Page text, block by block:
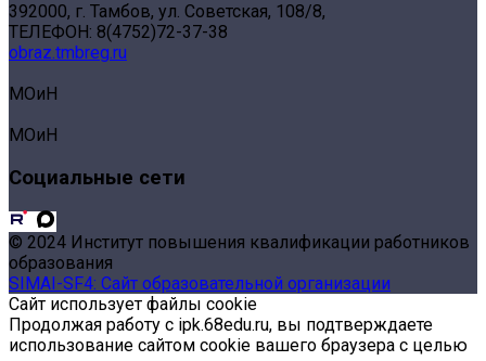
392000, г. Тамбов, ул. Советская, 108/8,
ТЕЛЕФОН: 8(4752)72-37-38
obraz.tmbreg.ru
МОиН
МОиН
Социальные сети
© 2024 Институт повышения квалификации работников
образования
SIMAI-SF4: Сайт образовательной организации
Сайт использует файлы cookie
Продолжая работу с ipk.68edu.ru, вы подтверждаете
использование сайтом cookie вашего браузера с целью